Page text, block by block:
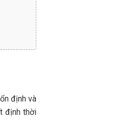
định và
định thời